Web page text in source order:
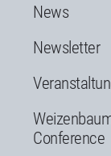
News
Newsletter
Conference